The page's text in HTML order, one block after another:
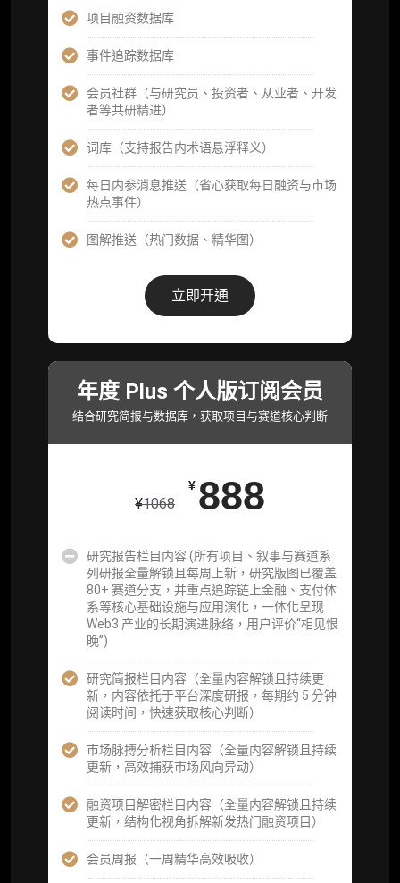
项目融资数据库
事件追踪数据库
会员社群（与研究员、投资者、从业者、开发
者等共研精进）
词库（支持报告内术语悬浮释义）
每日内参消息推送（省心获取每日融资与市场
热点事件）
图解推送（热门数据、精华图）
立即开通
年度 Plus 个人版订阅会员
结合研究简报与数据库，获取项目与赛道核心判断
¥1068
¥ 888
研究报告栏目内容 (所有项目、叙事与赛道系
列研报全量解锁且每周上新，研究版图已覆盖
80+ 赛道分支，并重点追踪链上金融、支付体
系等核心基础设施与应用演化，一体化呈现
Web3 产业的长期演进脉络，用户评价“相见恨
晚”)
研究简报栏目内容（全量内容解锁且持续更
新，内容依托于平台深度研报，每期约 5 分钟
阅读时间，快速获取核心判断）
市场脉搏分析栏目内容（全量内容解锁且持续
更新，高效捕获市场风向异动）
融资项目解密栏目内容（全量内容解锁且持续
更新，结构化视角拆解新发热门融资项目）
会员周报（一周精华高效吸收）
分析师专属答疑服务（3 次提问，话题需审
淀内容）​
研精进）
可下载报告 PDF 版（12 次/年）
供，2次/年)
列研报全量解锁且每周上新，研究版图已覆盖
80+ 赛道分支，并重点追踪链上金融、支付体
系等核心基础设施与应用演化，一体化呈现
研究简报栏目内容（内容依托于研报，快速获
取研究对象核心判断）
市场脉搏分析、融资项目解密栏目内容（持续
项目融资数据库
会员周报（一周精华高效吸收）
解锁本会员权限的栏目历史内容
词库（支持报告内术语悬浮释义）
每日内参消息推送
研究方向沟通与反馈
定制化研究报告折扣（9.5 折）
立即开通